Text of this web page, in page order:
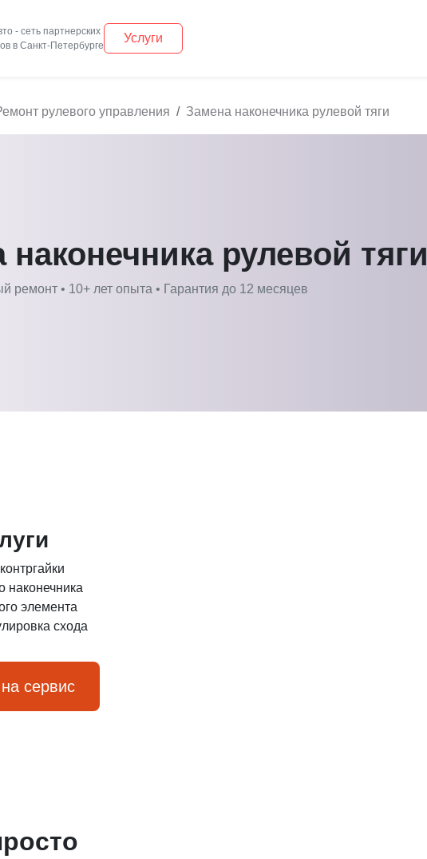
- сеть партнерских
Услуги
рулевого управления Замена наконечника рулевой тяги
наконечника рулевой тяги
ремонт • 10+ лет опыта • Гарантия до 12 месяцев
наконечника
элемента
схода
сервис